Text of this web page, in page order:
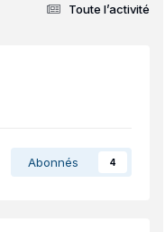
Toute l’activité
Abonnés 4